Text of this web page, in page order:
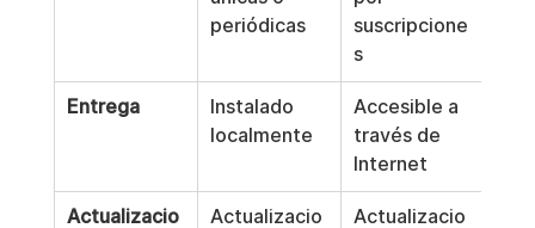
periódicas
suscripcione
s
Entrega
Instalado
localmente
Accesible a
través de
Internet
Actualizacio
Actualizacio
Actualizacio